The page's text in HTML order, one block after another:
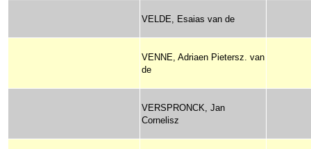
VELDE, Esaias van de
VENNE, Adriaen Pietersz. van
de
VERSPRONCK, Jan
Cornelisz